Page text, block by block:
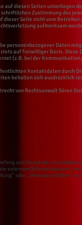
auf diesen Seiten unterliegen
Zustimmung des
Seite nicht vom
aufmerksam
personenbezogener Daten
auf freiwilliger Basis.
(z.B. bei der
Kontaktdaten durch
behalten sich ausdrücklich
von Rechtsanwalt Sören
und Zweck der
externen Onlinepräsenzen,
oder „Verantwortlicher“